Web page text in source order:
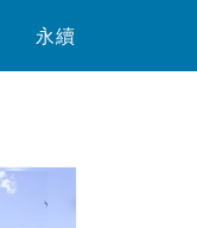
永續